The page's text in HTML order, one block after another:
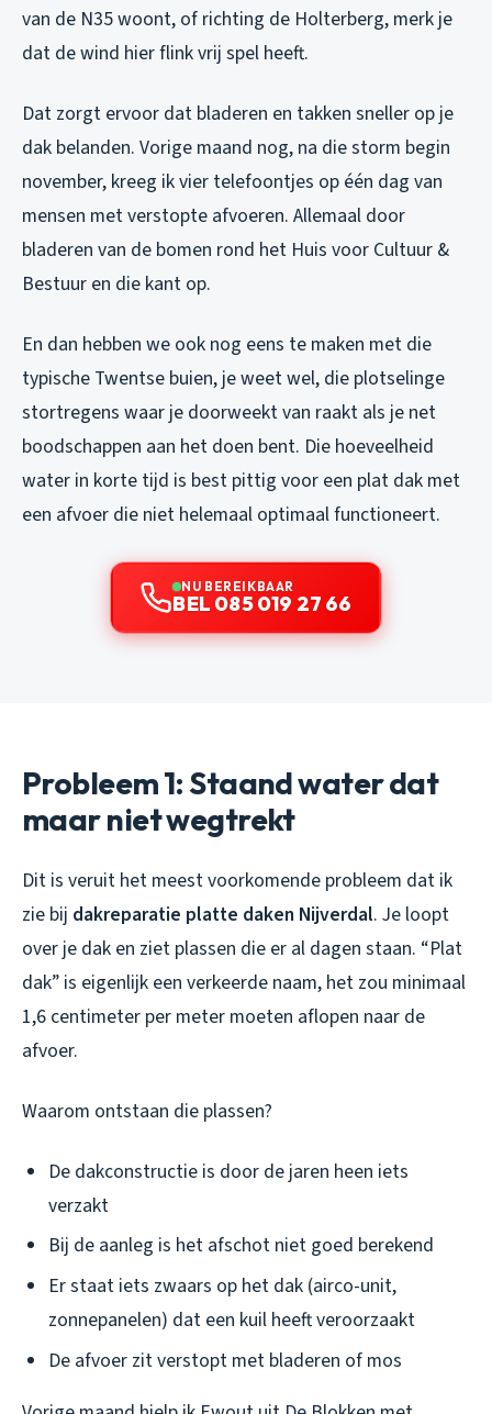
van de N35 woont, of richting de Holterberg, merk je
dat de wind hier flink vrij spel heeft.
Dat zorgt ervoor dat bladeren en takken sneller op je
dak belanden. Vorige maand nog, na die storm begin
november, kreeg ik vier telefoontjes op één dag van
mensen met verstopte afvoeren. Allemaal door
bladeren van de bomen rond het Huis voor Cultuur &
Bestuur en die kant op.
En dan hebben we ook nog eens te maken met die
typische Twentse buien, je weet wel, die plotselinge
stortregens waar je doorweekt van raakt als je net
boodschappen aan het doen bent. Die hoeveelheid
water in korte tijd is best pittig voor een plat dak met
een afvoer die niet helemaal optimaal functioneert.
NU BEREIKBAAR
BEL 085 019 27 66
Probleem 1: Staand water dat
maar niet wegtrekt
Dit is veruit het meest voorkomende probleem dat ik
zie bij dakreparatie platte daken Nijverdal. Je loopt
over je dak en ziet plassen die er al dagen staan. “Plat
dak” is eigenlijk een verkeerde naam, het zou minimaal
1,6 centimeter per meter moeten aflopen naar de
afvoer.
Waarom ontstaan die plassen?
De dakconstructie is door de jaren heen iets
verzakt
Bij de aanleg is het afschot niet goed berekend
Er staat iets zwaars op het dak (airco-unit,
zonnepanelen) dat een kuil heeft veroorzaakt
De afvoer zit verstopt met bladeren of mos